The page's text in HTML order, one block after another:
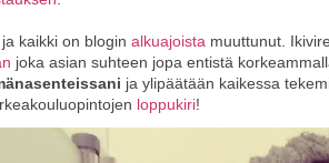
kaikki on blogin alkuajoista muuttunut.
joka asian suhteen jopa entistä
ja ylipäätään kaikessa
loppukiri!